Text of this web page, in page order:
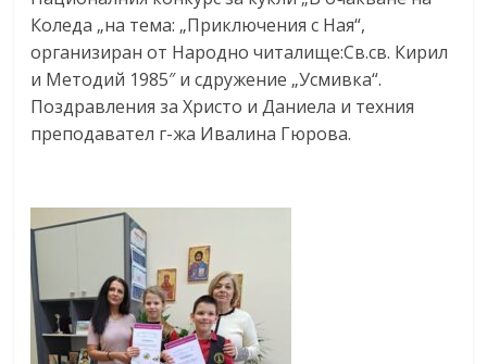
Коледа „на тема: „Приключения с Ная“,
организиран от Народно читалище:Св.св. Кирил
и Методий 1985″ и сдружение „Усмивка“.
Поздравления за Христо и Даниела и техния
преподавател г-жа Ивалина Гюрова.